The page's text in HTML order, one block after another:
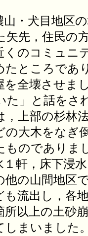
・犬目地区
矢先，住民の
くのコミュニ
たところであ
を全壊させま
た」と話をさ
上部の杉林
の大木をなぎ
ものでありま
１軒，床下浸
の山間地区
も流出し，各
所以上の土砂
しまいました